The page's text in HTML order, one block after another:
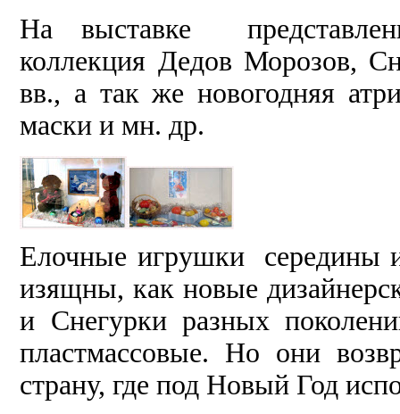
На выставке
коллекция Дедов Морозов,
вв., а так же новогодняя
маски и мн. др.
Елочные игрушки середины
изящны, как новые
и Снегурки разных
пластмассовые. Но они
страну, где под Новый Год